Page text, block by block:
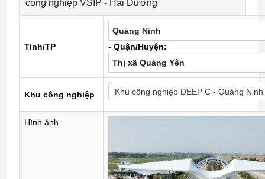
công nghiệp VSIP - Hải Dương
Tỉnh/TP
Quảng Ninh
- Quận/Huyện:
Thị xã Quảng Yên
Khu công nghiệp
Hình ảnh